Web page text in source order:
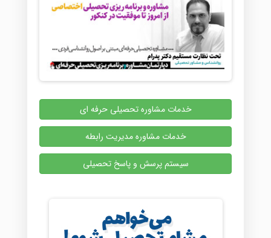
خدمات مشاوره تحصیلی حرفه ای
خدمات مشاوره مدیریت رابطه
سیستم پرسش و پاسخ تحصیلی